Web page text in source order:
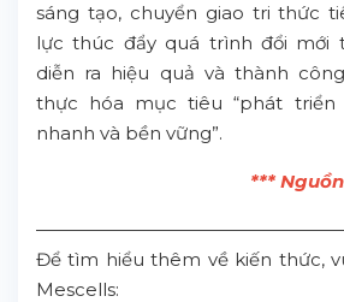
sáng tạo, chuyển giao tri thức
lực thúc đẩy quá trình đổi mới
diễn ra hiệu quả và thành
thực hóa mục tiêu “phát
nhanh và bền vững”.
***
Để tìm hiểu thêm về kiến thức,
Mescells: